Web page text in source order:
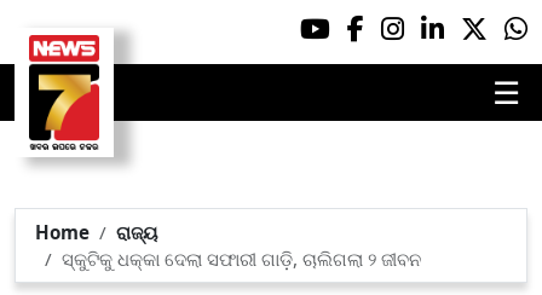
☰
Home
ରାଜ୍ୟ
ସ୍କୁଟିକୁ ଧକ୍କା ଦେଲା ସଫାରୀ ଗାଡ଼ି, ଚାଲିଗଲା ୨ ଜୀବନ